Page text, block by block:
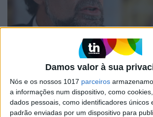
Damos valor à sua
Nós e os nossos 1017 parceiros
a informações num dispositivo, como
dados pessoais, como identificadores únicos
padrão enviadas por um dispositivo para
A Madeira arde e aumenta
temperatura política na
Há uma semana que a Madeira
bateram os recordes de área
2012 e 2016